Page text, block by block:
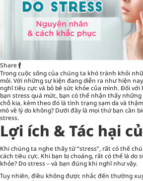
Share
Trong cuộc sống của chúng ta khó tránh khỏi
mỏi. Với những sự kiện đang diễn ra như hiện
nghĩ tiêu cực và bỏ bê sức khỏe của mình. Đối với
bạn stress quá mức, bạn có thể nhận thấy
chỗ kia, kèm theo đó là tình trạng sạm da và
mò về lý do không? Dưới đây là mọi thứ bạn cần
stress.
Lợi ích & Tác hại
Khi chúng ta nghe thấy từ “stress”, rất có thể
cách tiêu cực. Khi bạn bị choáng, rất có thể là do
khỏe? Do stress – và bạn đúng khi nghĩ như vậy.
Tuy nhiên, điều không được nhắc đến thường